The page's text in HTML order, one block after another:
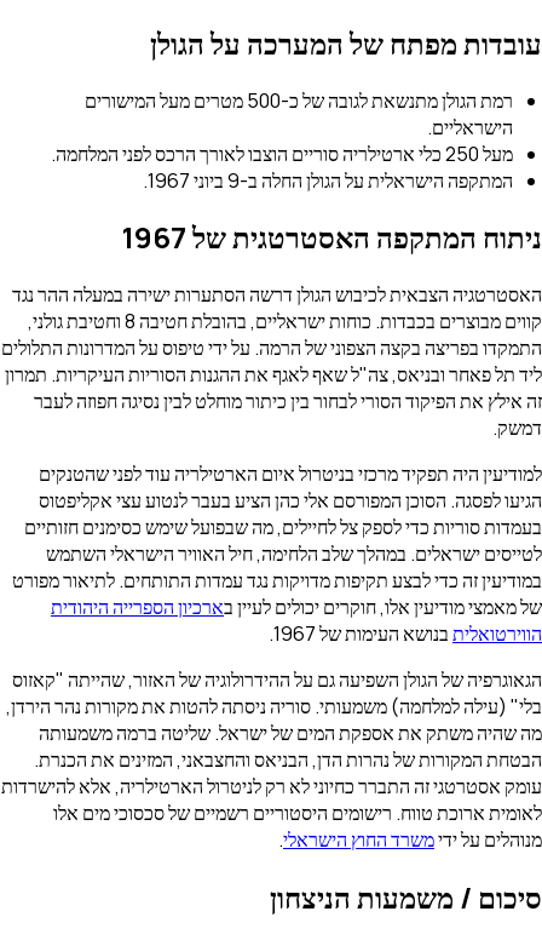
עובדות מפתח של המערכה על הגולן
רמת הגולן מתנשאת לגובה של כ-500 מטרים מעל המישורים
הישראליים.
מעל 250 כלי ארטילריה סוריים הוצבו לאורך הרכס לפני המלחמה.
המתקפה הישראלית על הגולן החלה ב-9 ביוני 1967.
ניתוח המתקפה האסטרטגית של 1967
האסטרטגיה הצבאית לכיבוש הגולן דרשה הסתערות ישירה במעלה ההר נגד
קווים מבוצרים בכבדות. כוחות ישראליים, בהובלת חטיבה 8 וחטיבת גולני,
התמקדו בפריצה בקצה הצפוני של הרמה. על ידי טיפוס על המדרונות התלולים
ליד תל פאחר ובניאס, צה"ל שאף לאגף את ההגנות הסוריות העיקריות. תמרון
זה אילץ את הפיקוד הסורי לבחור בין כיתור מוחלט לבין נסיגה חפוזה לעבר
דמשק.
למודיעין היה תפקיד מרכזי בניטרול איום הארטילריה עוד לפני שהטנקים
הגיעו לפסגה. הסוכן המפורסם אלי כהן הציע בעבר לנטוע עצי אקליפטוס
בעמדות סוריות כדי לספק צל לחיילים, מה שבפועל שימש כסימנים חזותיים
לטייסים ישראלים. במהלך שלב הלחימה, חיל האוויר הישראלי השתמש
במודיעין זה כדי לבצע תקיפות מדויקות נגד עמדות התותחים. לתיאור מפורט
של מאמצי מודיעין אלו, חוקרים יכולים לעיין בארכיון הספרייה היהודית
הווירטואליתבנושא העימות של 1967.
הגאוגרפיה של הגולן השפיעה גם על ההידרולוגיה של האזור, שהייתה "קאזוס
בלי" (עילה למלחמה) משמעותי. סוריה ניסתה להטות את מקורות נהר הירדן,
מה שהיה משתק את אספקת המים של ישראל. שליטה ברמה משמעותה
הבטחת המקורות של נהרות הדן, הבניאס והחצבאני, המזינים את הכנרת.
עומק אסטרטגי זה התברר כחיוני לא רק לניטרול הארטילריה, אלא להישרדות
לאומית ארוכת טווח. רישומים היסטוריים רשמיים של סכסוכי מים אלו
מנוהלים על ידימשרד החוץ הישראלי.
סיכום / משמעות הניצחון